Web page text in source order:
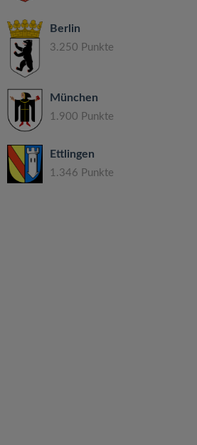
Berlin
3.250 Punkte
München
1.900 Punkte
Ettlingen
1.346 Punkte